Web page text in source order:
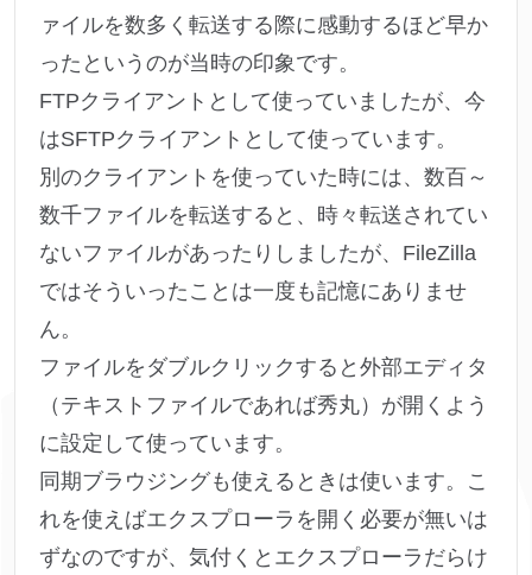
ァイルを数多く転送する際に感動するほど早か
ったというのが当時の印象です。
FTPクライアントとして使っていましたが、今
はSFTPクライアントとして使っています。
別のクライアントを使っていた時には、数百～
数千ファイルを転送すると、時々転送されてい
ないファイルがあったりしましたが、FileZilla
ではそういったことは一度も記憶にありませ
ん。
ファイルをダブルクリックすると外部エディタ
（テキストファイルであれば秀丸）が開くよう
に設定して使っています。
同期ブラウジングも使えるときは使います。こ
れを使えばエクスプローラを開く必要が無いは
ずなのですが、気付くとエクスプローラだらけ